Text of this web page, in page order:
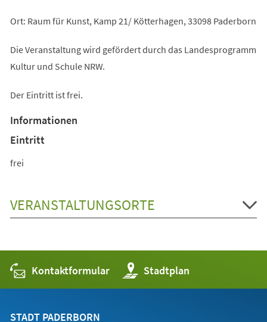
Ort: Raum für Kunst, Kamp 21/ Kötterhagen, 33098 Paderborn
Die Veranstaltung wird gefördert durch das Landesprogramm
Kultur und Schule NRW.
Der Eintritt ist frei.
Informationen
Eintritt
frei
VERANSTALTUNGSORTE
Kontaktformular Stadtplan
(Öffnet
in
einem
STADT PADERBORN